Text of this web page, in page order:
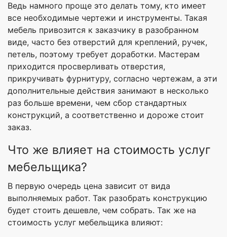
Ведь намного проще это делать тому, кто имеет
все необходимые чертежи и инструменты. Такая
мебель привозится к заказчику в разобранном
виде, часто без отверстий для креплений, ручек,
петель, поэтому требует доработки. Мастерам
приходится просверливать отверстия,
прикручивать фурнитуру, согласно чертежам, а эти
дополнительные действия занимают в несколько
раз больше времени, чем сбор стандартных
конструкций, а соответственно и дороже стоит
заказ.
Что же влияет на стоимость услуг
мебельщика?
В первую очередь цена зависит от вида
выполняемых работ. Так разобрать конструкцию
будет стоить дешевле, чем собрать. Так же на
стоимость услуг мебельщика влияют: